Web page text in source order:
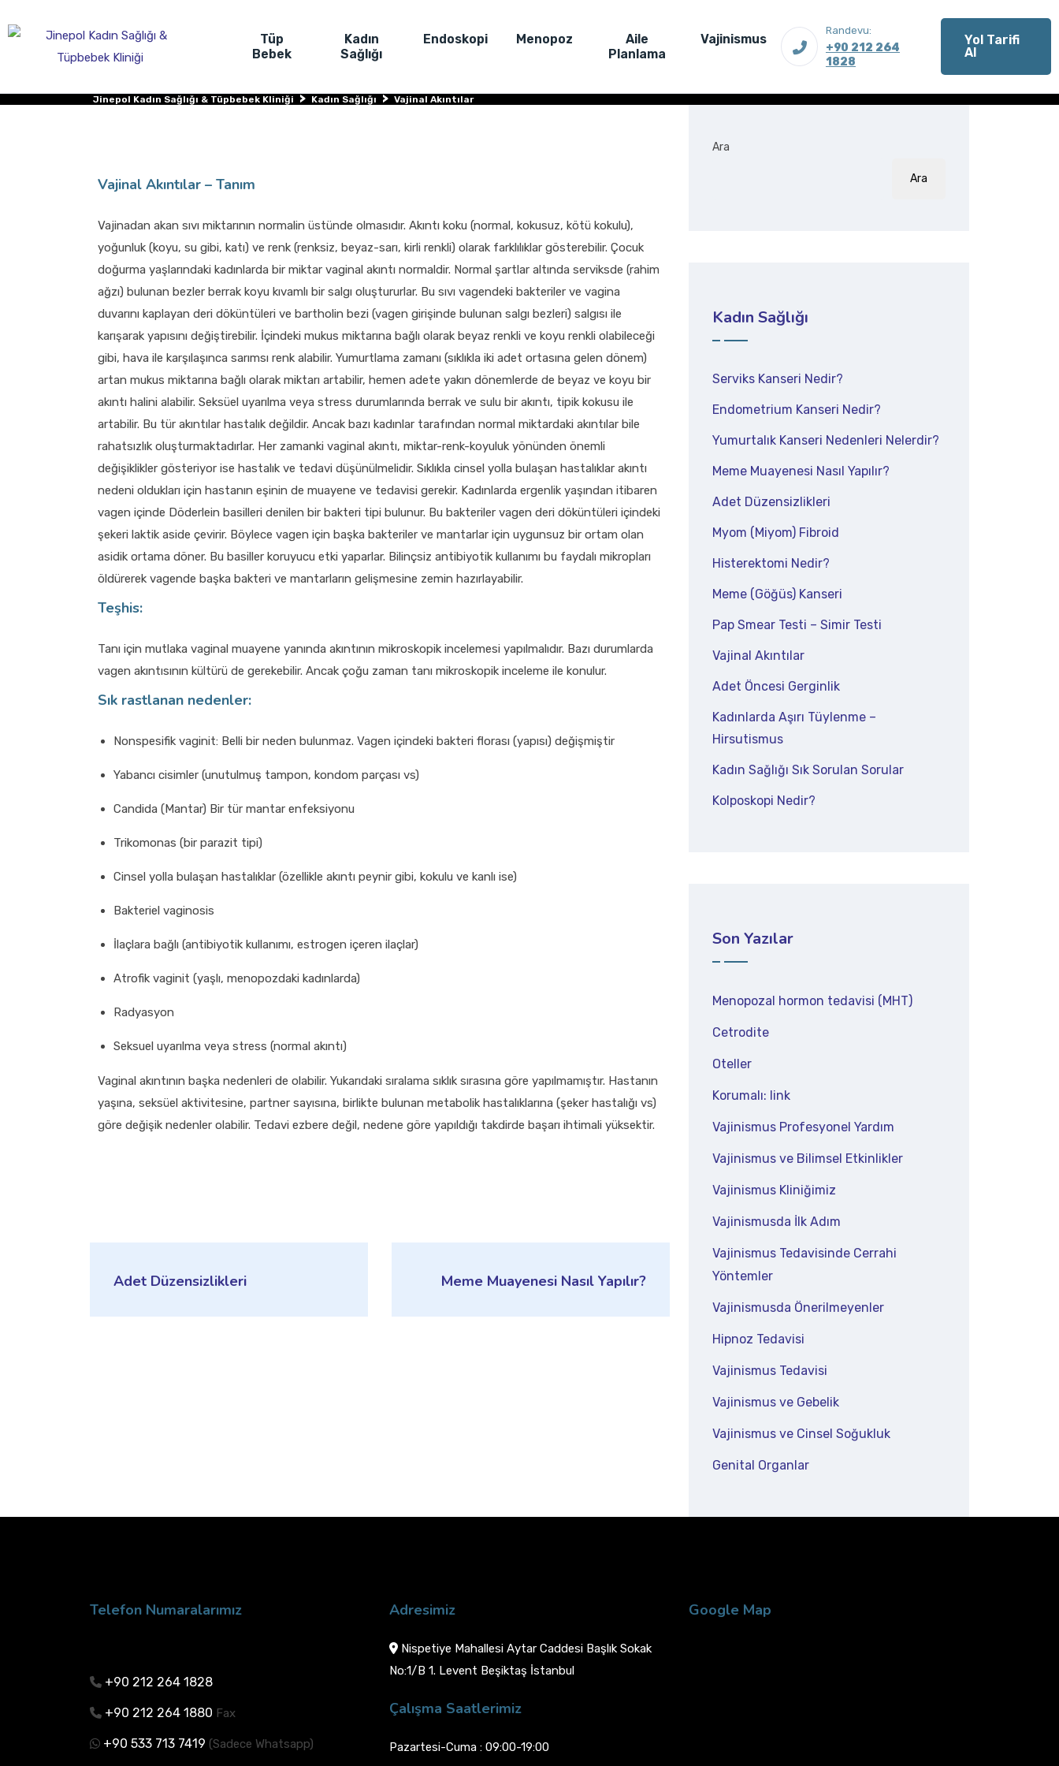
Tüp
Bebek
Kadın
Sağlığı
Endoskopi Menopoz
Aile
Planlama
Vajinismus
Randevu:
+90 212 264
1828
Yol Tarifi
Al
Jinepol Kadın Sağlığı & Tüpbebek Kliniği > Kadın Sağlığı > Vajinal Akıntılar
Vajinal Akıntılar – Tanım
Vajinadan akan sıvı miktarının normalin üstünde olmasıdır. Akıntı koku (normal, kokusuz, kötü kokulu),
yoğunluk (koyu, su gibi, katı) ve renk (renksiz, beyaz-sarı, kirli renkli) olarak farklılıklar gösterebilir. Çocuk
doğurma yaşlarındaki kadınlarda bir miktar vaginal akıntı normaldir. Normal şartlar altında serviksde (rahim
ağzı) bulunan bezler berrak koyu kıvamlı bir salgı oluştururlar. Bu sıvı vagendeki bakteriler ve vagina
duvarını kaplayan deri döküntüleri ve bartholin bezi (vagen girişinde bulunan salgı bezleri) salgısı ile
karışarak yapısını değiştirebilir. İçindeki mukus miktarına bağlı olarak beyaz renkli ve koyu renkli olabileceği
gibi, hava ile karşılaşınca sarımsı renk alabilir. Yumurtlama zamanı (sıklıkla iki adet ortasına gelen dönem)
artan mukus miktarına bağlı olarak miktarı artabilir, hemen adete yakın dönemlerde de beyaz ve koyu bir
akıntı halini alabilir. Seksüel uyarılma veya stress durumlarında berrak ve sulu bir akıntı, tipik kokusu ile
artabilir. Bu tür akıntılar hastalık değildir. Ancak bazı kadınlar tarafından normal miktardaki akıntılar bile
rahatsızlık oluşturmaktadırlar. Her zamanki vaginal akıntı, miktar-renk-koyuluk yönünden önemli
değişiklikler gösteriyor ise hastalık ve tedavi düşünülmelidir. Sıklıkla cinsel yolla bulaşan hastalıklar akıntı
nedeni oldukları için hastanın eşinin de muayene ve tedavisi gerekir. Kadınlarda ergenlik yaşından itibaren
vagen içinde Döderlein basilleri denilen bir bakteri tipi bulunur. Bu bakteriler vagen deri döküntüleri içindeki
şekeri laktik aside çevirir. Böylece vagen için başka bakteriler ve mantarlar için uygunsuz bir ortam olan
asidik ortama döner. Bu basiller koruyucu etki yaparlar. Bilinçsiz antibiyotik kullanımı bu faydalı mikropları
öldürerek vagende başka bakteri ve mantarların gelişmesine zemin hazırlayabilir.
Teşhis:
Tanı için mutlaka vaginal muayene yanında akıntının mikroskopik incelemesi yapılmalıdır. Bazı durumlarda
vagen akıntısının kültürü de gerekebilir. Ancak çoğu zaman tanı mikroskopik inceleme ile konulur.
Sık rastlanan nedenler:
Nonspesifik vaginit: Belli bir neden bulunmaz. Vagen içindeki bakteri florası (yapısı) değişmiştir
Yabancı cisimler (unutulmuş tampon, kondom parçası vs)
Candida (Mantar) Bir tür mantar enfeksiyonu
Trikomonas (bir parazit tipi)
Cinsel yolla bulaşan hastalıklar (özellikle akıntı peynir gibi, kokulu ve kanlı ise)
Bakteriel vaginosis
İlaçlara bağlı (antibiyotik kullanımı, estrogen içeren ilaçlar)
Atrofik vaginit (yaşlı, menopozdaki kadınlarda)
Radyasyon
Seksuel uyarılma veya stress (normal akıntı)
Vaginal akıntının başka nedenleri de olabilir. Yukarıdaki sıralama sıklık sırasına göre yapılmamıştır. Hastanın
yaşına, seksüel aktivitesine, partner sayısına, birlikte bulunan metabolik hastalıklarına (şeker hastalığı vs)
göre değişik nedenler olabilir. Tedavi ezbere değil, nedene göre yapıldığı takdirde başarı ihtimali yüksektir.
Adet Düzensizlikleri Meme Muayenesi Nasıl Yapılır?
Ara
Ara
Kadın Sağlığı
Serviks Kanseri Nedir?
Endometrium Kanseri Nedir?
Yumurtalık Kanseri Nedenleri Nelerdir?
Meme Muayenesi Nasıl Yapılır?
Adet Düzensizlikleri
Myom (Miyom) Fibroid
Histerektomi Nedir?
Meme (Göğüs) Kanseri
Pap Smear Testi – Simir Testi
Vajinal Akıntılar
Adet Öncesi Gerginlik
Kadınlarda Aşırı Tüylenme –
Hirsutismus
Kadın Sağlığı Sık Sorulan Sorular
Kolposkopi Nedir?
Son Yazılar
Menopozal hormon tedavisi (MHT)
Cetrodite
Oteller
Korumalı: link
Vajinismus Profesyonel Yardım
Vajinismus ve Bilimsel Etkinlikler
Vajinismus Kliniğimiz
Vajinismusda İlk Adım
Vajinismus Tedavisinde Cerrahi
Yöntemler
Vajinismusda Önerilmeyenler
Hipnoz Tedavisi
Vajinismus Tedavisi
Vajinismus ve Gebelik
Vajinismus ve Cinsel Soğukluk
Genital Organlar
Telefon Numaralarımız
+90 212 264 1828
+90 212 264 1880 Fax
+90 533 713 7419 (Sadece Whatsapp)
Adresimiz
Nispetiye Mahallesi Aytar Caddesi Başlık Sokak
No:1/B 1. Levent Beşiktaş İstanbul
Çalışma Saatlerimiz
Pazartesi-Cuma : 09:00-19:00
Google Map